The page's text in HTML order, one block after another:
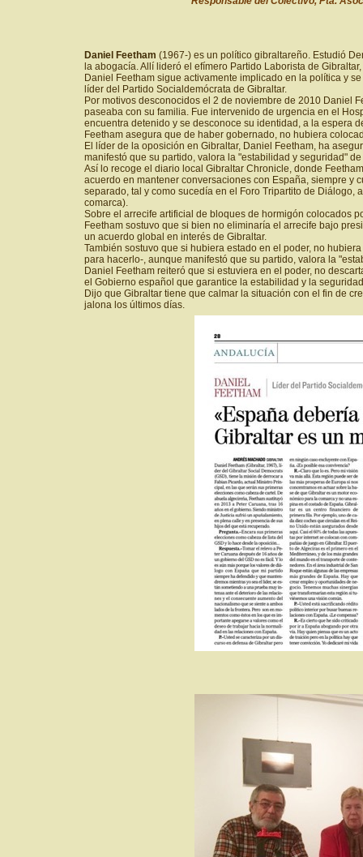
Daniel Feetham (1967-) es un político gibraltareño. Estudió
la abogacía. Allí lideró el efímero Partido Laborista de
Daniel Feetham sigue activamente implicado en la política y
líder del Partido Socialdemócrata de Gibraltar.
Por motivos desconocidos el 2 de noviembre de 2010 Daniel
paseaba con su familia. Fue intervenido de urgencia en el
encuentra detenido y se desconoce su identidad, a la espera
Feetham asegura que de haber gobernado, no hubiera
El líder de la oposición en Gibraltar, Daniel Feetham, ha
manifestó que su partido, valora la "estabilidad y seguridad"
Así lo recoge el diario local Gibraltar Chronicle, donde
acuerdo en mantener conversaciones con España, siempre y
separado, tal y como sucedía en el Foro Tripartito de
comarca).
Sobre el arrecife artificial de bloques de hormigón colocados
Feetham sostuvo que si bien no eliminaría el arrecife bajo
un acuerdo global en interés de Gibraltar.
También sostuvo que si hubiera estado en el poder, no
para hacerlo-, aunque manifestó que su partido, valora la
Daniel Feetham reiteró que si estuviera en el poder, no
el Gobierno español que garantice la estabilidad y la
Dijo que Gibraltar tiene que calmar la situación con el fin de
jalona los últimos días.